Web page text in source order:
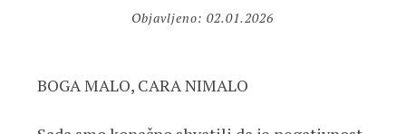
Objavljeno: 02.01.2026
BOGA MALO, CARA NIMALO